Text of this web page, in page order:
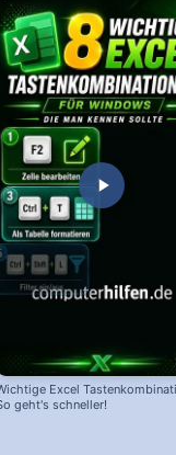
Excel
geht's schneller!